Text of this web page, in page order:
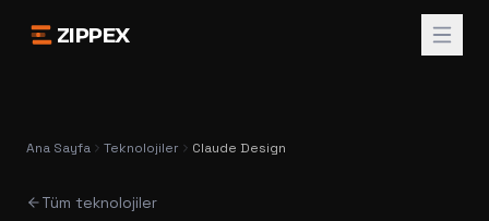
ZIPPEX
Ana Sayfa Teknolojiler Claude Design
Tüm teknolojiler